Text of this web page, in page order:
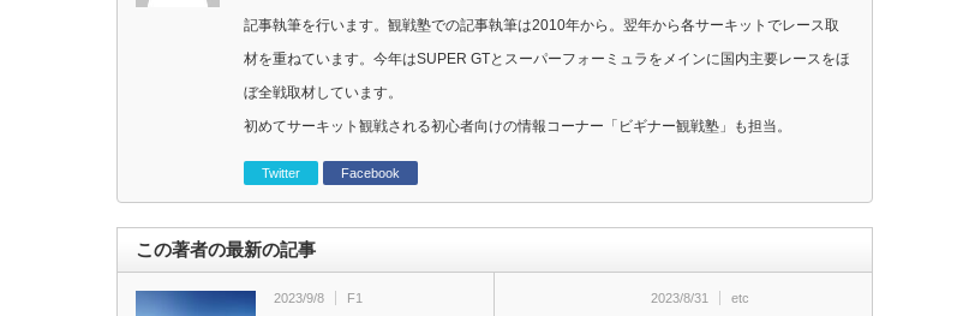
記事執筆を行います。観戦塾での記事執筆は2010年から。翌年から各サーキットでレース取
材を重ねています。今年はSUPER GTとスーパーフォーミュラをメインに国内主要レースをほ
ぼ全戦取材しています。
初めてサーキット観戦される初心者向けの情報コーナー「ビギナー観戦塾」も担当。
Twitter Facebook
この著者の最新の記事
2023/9/8 F1 2023/8/31 etc